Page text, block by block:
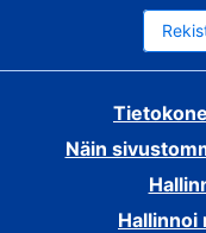
Näin
Hallinnoi